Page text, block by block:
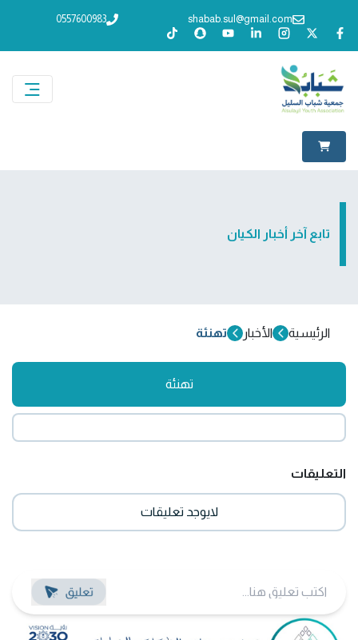
shabab.sul@gmail.com
0557600983
تابع آخر أخبار الكيان
الرئيسية الأخبار تهنئة
تهنئة
التعليقات
لايوجد تعليقات